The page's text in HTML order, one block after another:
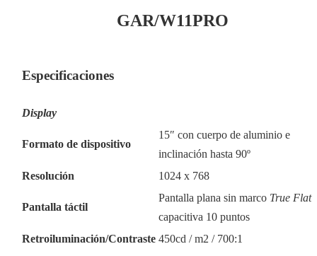
GAR/W11PRO
Especificaciones
Display
Formato de dispositivo
15″ con cuerpo de aluminio e
inclinación hasta 90º
Resolución
1024 x 768
Pantalla táctil
Pantalla plana sin marco True Flat
capacitiva 10 puntos
Retroiluminación/Contraste 450cd / m2 / 700:1